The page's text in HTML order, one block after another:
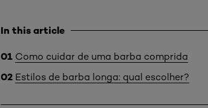
In this article
Como cuidar de uma barba comprida
Estilos de barba longa: qual escolher?